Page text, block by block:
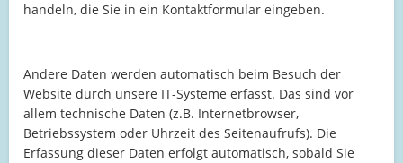
handeln, die Sie in ein Kontaktformular eingeben.
Andere Daten werden automatisch beim Besuch der
Website durch unsere IT-Systeme erfasst. Das sind vor
allem technische Daten (z.B. Internetbrowser,
Betriebssystem oder Uhrzeit des Seitenaufrufs). Die
Erfassung dieser Daten erfolgt automatisch, sobald Sie